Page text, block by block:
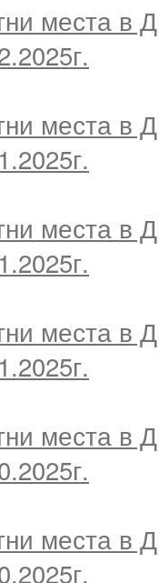
места в
места в
места в
места в
места в
места в